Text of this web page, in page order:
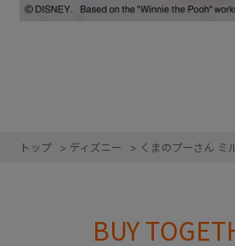
トップ > ディズニー > くまのプーさん ミ
BUY